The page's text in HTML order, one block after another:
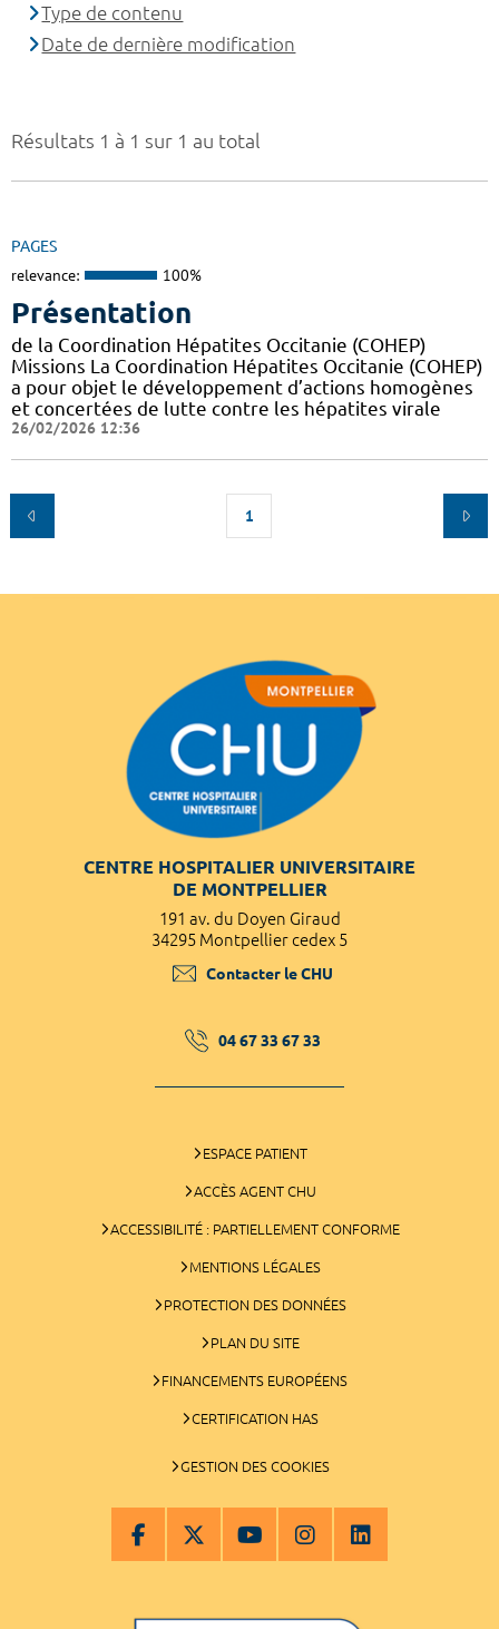
Résultats 1 à 1 sur 1 au total
PAGES
relevance: 100%
Présentation
de la Coordination Hépatites Occitanie (COHEP)
Missions La Coordination Hépatites Occitanie (COHEP)
a pour objet le développement d’actions homogènes
et concertées de lutte contre les hépatites virale
26/02/2026 12:36
1
Type de contenu
Date de dernière modification
CENTRE HOSPITALIER UNIVERSITAIRE
DE MONTPELLIER
191 av. du Doyen Giraud
34295 Montpellier cedex 5
Contacter le CHU
04 67 33 67 33
ESPACE PATIENT
ACCÈS AGENT CHU
ACCESSIBILITÉ : PARTIELLEMENT CONFORME
MENTIONS LÉGALES
PROTECTION DES DONNÉES
PLAN DU SITE
FINANCEMENTS EUROPÉENS
CERTIFICATION HAS
GESTION DES COOKIES